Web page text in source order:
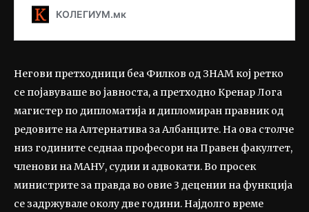
Негови претходници беа Филков од ЗНАМ кој ретко
се појавуваше во јавноста, а претходно Кренар Лога
магистер по дипломатија и дипломиран правник од
редовите на Алтернатива за Албанците. На ова столче
низ годините седнаа професори на Правен факултет,
членови на МАНУ, судии и адвокати. Во просек
министрите за правда во овие 3 децении на функција
се задржувале околу две години. Најдолго време